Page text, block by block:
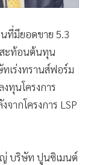
ที่มียอดขาย 5.3
ะท้อนต้นทุน
เร่งทรานส์ฟอร์ม
ทุนโครงการ
จากโครงการ LSP
ญ่ บริษัท ปูนซิเมนต์